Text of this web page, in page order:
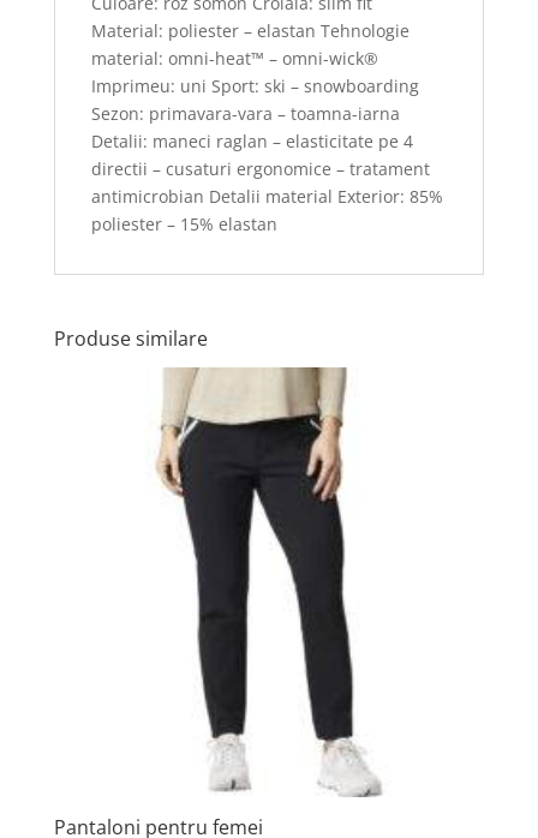
Material: poliester – elastan Tehnologie
material: omni-heat™ – omni-wick®
Imprimeu: uni Sport: ski – snowboarding
Sezon: primavara-vara – toamna-iarna
Detalii: maneci raglan – elasticitate pe 4
directii – cusaturi ergonomice – tratament
antimicrobian Detalii material Exterior: 85%
poliester – 15% elastan
Produse similare
Pantaloni pentru femei